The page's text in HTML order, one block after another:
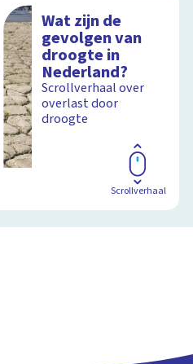
Wat zijn de
gevolgen van
droogte in
Nederland?
Scrollverhaal over
overlast door
droogte
Scrollverhaal